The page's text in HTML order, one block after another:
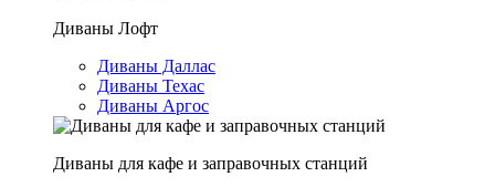
Диваны Лофт
Диваны Даллас
Диваны Техас
Диваны Аргос
Диваны для кафе и заправочных станций